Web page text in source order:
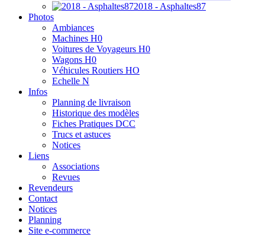
2018 - Asphaltes87
Photos
Ambiances
Machines H0
Voitures de Voyageurs H0
Wagons H0
Véhicules Routiers HO
Echelle N
Infos
Planning de livraison
Historique des modèles
Fiches Pratiques DCC
Trucs et astuces
Notices
Liens
Associations
Revues
Revendeurs
Contact
Notices
Planning
Site e-commerce